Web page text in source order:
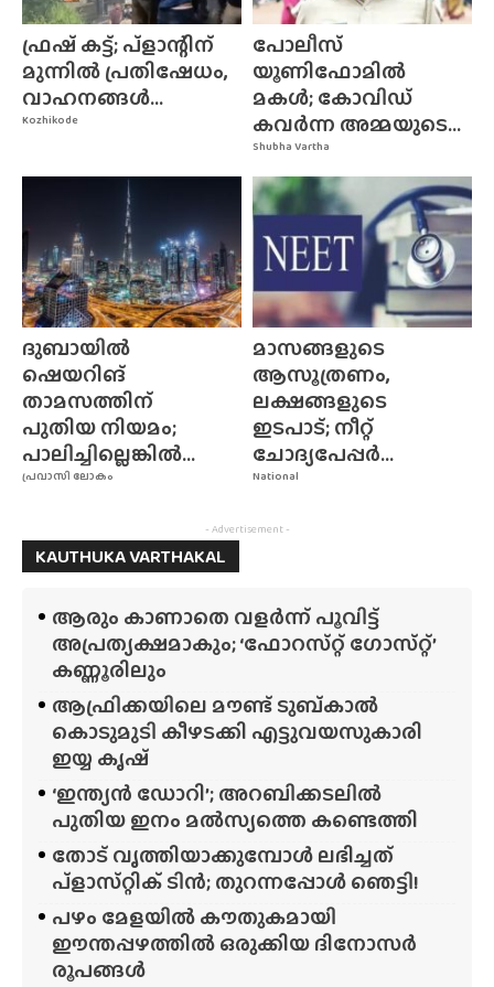
Kozhikode
ഫ്രഷ് കട്ട്; പ്ളാന്റിന്
മുന്നിൽ പ്രതിഷേധം,
വാഹനങ്ങൾ...
Shubha Vartha
പോലീസ്
യൂണിഫോമിൽ
മകൾ; കോവിഡ്
കവർന്ന അമ്മയുടെ...
പ്രവാസി ലോകം
ദുബായിൽ
ഷെയറിങ്
താമസത്തിന്
പുതിയ നിയമം;
പാലിച്ചില്ലെങ്കിൽ...
National
മാസങ്ങളുടെ
ആസൂത്രണം,
ലക്ഷങ്ങളുടെ
ഇടപാട്; നീറ്റ്
ചോദ്യപേപ്പർ...
- Advertisement -
KAUTHUKA VARTHAKAL
ആരും കാണാതെ വളർന്ന് പൂവിട്ട്
അപ്രത്യക്ഷമാകും; ‘ഫോറസ്‌റ്റ്‌ ഗോസ്‌റ്റ്’
കണ്ണൂരിലും
ആഫ്രിക്കയിലെ മൗണ്ട് ടുബ്‌കാൽ
കൊടുമുടി കീഴടക്കി എട്ടുവയസുകാരി
ഇയ്യ കൃഷ്
‘ഇന്ത്യൻ ഡോറി’; അറബിക്കടലിൽ
പുതിയ ഇനം മൽസ്യത്തെ കണ്ടെത്തി
തോട് വൃത്തിയാക്കുമ്പോൾ ലഭിച്ചത്
പ്‌ളാസ്‌റ്റിക് ടിൻ; തുറന്നപ്പോൾ ഞെട്ടി!
പഴം മേളയിൽ കൗതുകമായി
ഈന്തപ്പഴത്തിൽ ഒരുക്കിയ ദിനോസർ
രൂപങ്ങൾ